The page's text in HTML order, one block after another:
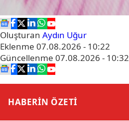
Oluşturan Aydın Uğur
Eklenme 07.08.2026 - 10:22
Güncellenme 07.08.2026 - 10:32
HABERİN ÖZETİ